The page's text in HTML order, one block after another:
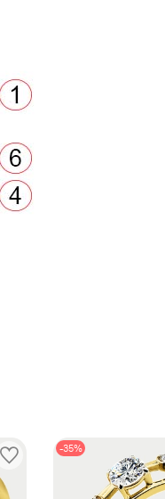
-35%